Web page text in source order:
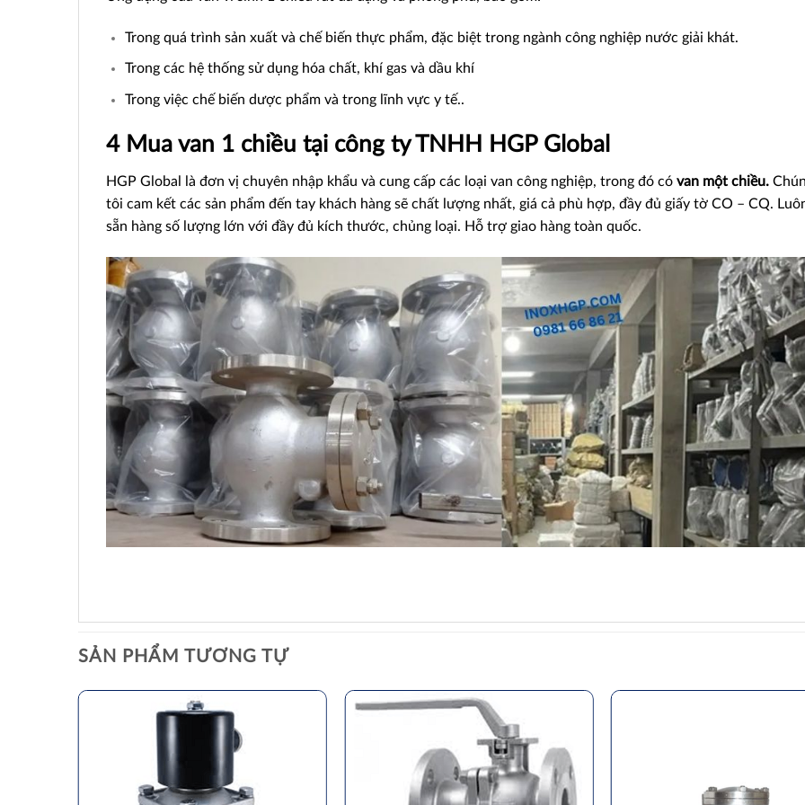
Trong quá trình sản xuất và chế biến thực phẩm, đặc biệt trong ngành công nghiệp nước giải khát.
Trong các hệ thống sử dụng hóa chất, khí gas và dầu khí
Trong việc chế biến dược phẩm và trong lĩnh vực y tế..
4Mua van 1 chiều tại công ty TNHH HGP Global
HGP Global là đơn vị chuyên nhập khẩu và cung cấp các loại van công nghiệp, trong đó có van một chiều.
tôi cam kết các sản phẩm đến tay khách hàng sẽ chất lượng nhất, giá cả phù hợp, đầy đủ giấy tờ CO – CQ.
sẵn hàng số lượng lớn với đầy đủ kích thước, chủng loại. Hỗ trợ giao hàng toàn quốc.
SẢN PHẨM TƯƠNG TỰ